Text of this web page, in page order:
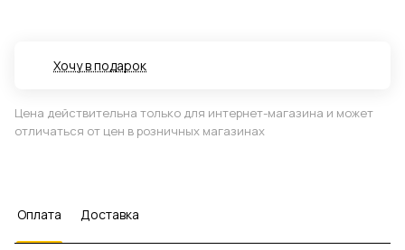
Хочу в подарок
Цена действительна только для интернет-магазина и может
отличаться от цен в розничных магазинах
Оплата Доставка